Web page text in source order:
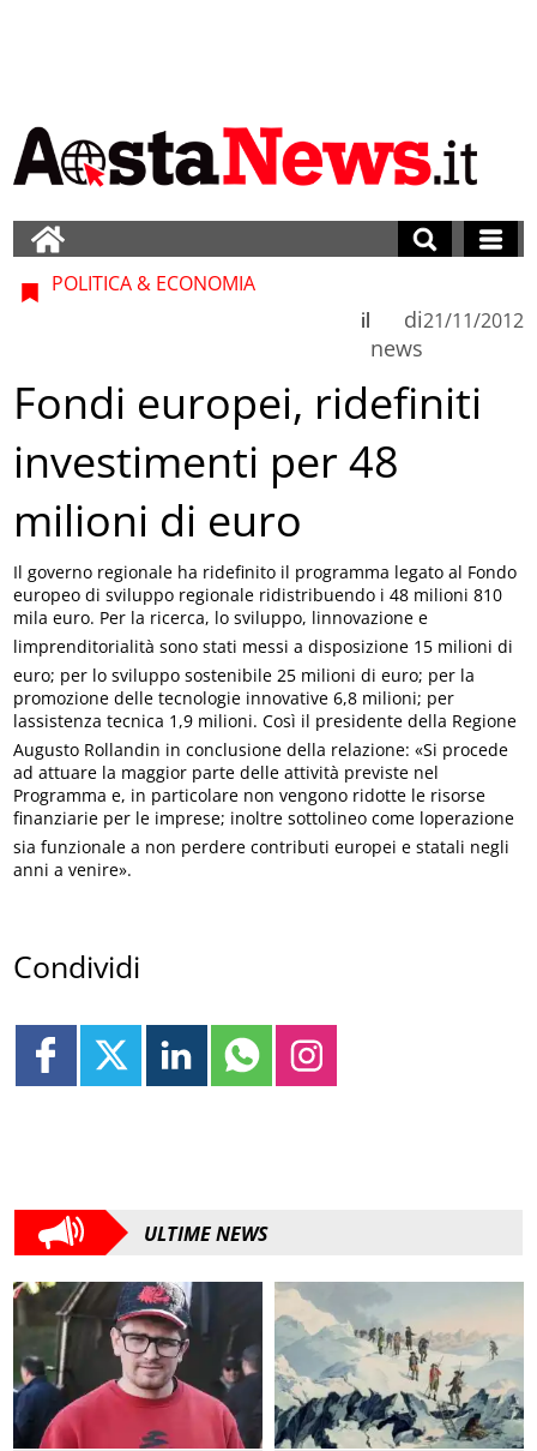
POLITICA & ECONOMIA
di
news
il 21/11/2012
Fondi europei, ridefiniti
investimenti per 48
milioni di euro
Il governo regionale ha ridefinito il programma legato al Fondo
europeo di sviluppo regionale ridistribuendo i 48 milioni 810
mila euro. Per la ricerca, lo sviluppo, linnovazione e
limprenditorialità sono stati messi a disposizione 15 milioni di
euro; per lo sviluppo sostenibile 25 milioni di euro; per la
promozione delle tecnologie innovative 6,8 milioni; per
lassistenza tecnica 1,9 milioni. Così il presidente della Regione
Augusto Rollandin in conclusione della relazione: «Si procede
ad attuare la maggior parte delle attività previste nel
Programma e, in particolare non vengono ridotte le risorse
finanziarie per le imprese; inoltre sottolineo come loperazione
sia funzionale a non perdere contributi europei e statali negli
anni a venire».
Condividi
ATTUALITA' MONTAGNA